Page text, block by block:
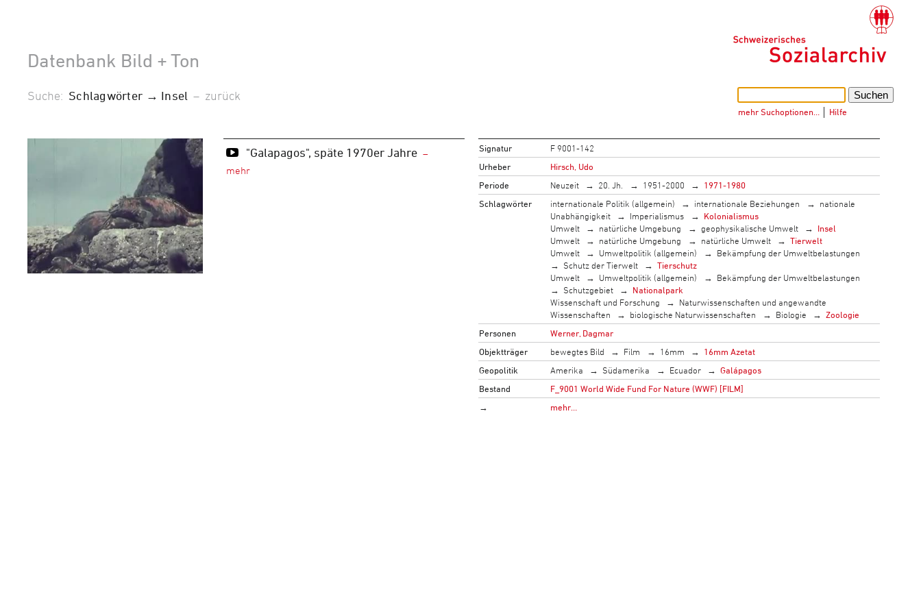
Datenbank Bild + Ton
mehr Suchoptionen… Hilfe
Suche: Schlagwörter → Insel – zurück
"Galapagos", späte 1970er Jahre Signatur
F 9001-142
Urheber
Hirsch, Udo
Periode
Neuzeit 20. Jh. 1951-2000
1971-1980
Schlagwörter
internationale Politik (allgemein) internationale Beziehungen
nationale
Unabhängigkeit
Imperialismus
Kolonialismus
Umwelt
natürliche Umgebung geophysikalische Umwelt
Insel
Umwelt
natürliche Umgebung natürliche Umwelt
Tierwelt
Umwelt
Umweltpolitik (allgemein)
Bekämpfung der Umweltbelastungen
Schutz der Tierwelt
Tierschutz
Umwelt
Umweltpolitik (allgemein)
Bekämpfung der Umweltbelastungen
Schutzgebiet
Nationalpark
Wissenschaft und Forschung
Naturwissenschaften und angewandte
Wissenschaften
biologische Naturwissenschaften Biologie
Zoologie
Personen
Werner, Dagmar
Objektträger
bewegtes Bild Film 16mm
16mm Azetat
Geopolitik
Amerika Südamerika Ecuador
Galápagos
Bestand
F_9001 World Wide Fund For Nature (WWF) [FILM]
→
mehr…